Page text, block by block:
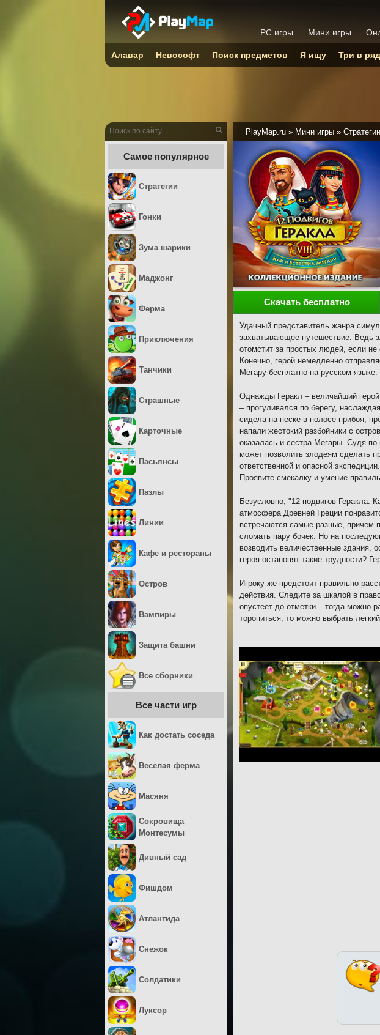
PlayMap.ru » Мини игры » Стратегии
Скачать бесплатно
Удачный представитель жанра
захватывающее путешествие. Ведь
отомстит за простых людей, если
Конечно, герой немедленно
Мегару бесплатно на русском языке.
Однажды Геракл – величайший
– прогуливался по берегу,
сидела на песке в полосе прибоя,
напали жестокий разбойники с
оказалась и сестра Мегары. Судя по
может позволить злодеям сделать
ответственной и опасной
Проявите смекалку и умение
Безусловно, "12 подвигов Геракла:
атмосфера Древней Греции
встречаются самые разные, причем
сломать пару бочек. Но на
возводить величественные здания,
героя остановят такие трудности?
Игроку же предстоит правильно
действия. Следите за шкалой в
опустеет до отметки – тогда можно
торопиться, то можно выбрать
Самое популярное
Стратегии
Гонки
Зума шарики
Маджонг
Ферма
Приключения
Танчики
Страшные
Карточные
Пасьянсы
Пазлы
Линии
Кафе и рестораны
Остров
Вампиры
Защита башни
Все сборники
Все части игр
Как достать соседа
Веселая ферма
Масяня
Сокровища
Монтесумы
Дивный сад
Фишдом
Атлантида
Снежок
Солдатики
Луксор
PC игры Мини игры
Алавар Невософт Поиск предметов Я ищу Три в ряд